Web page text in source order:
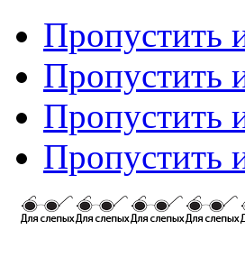
Пропустить
Пропустить
Пропустить
Пропустить